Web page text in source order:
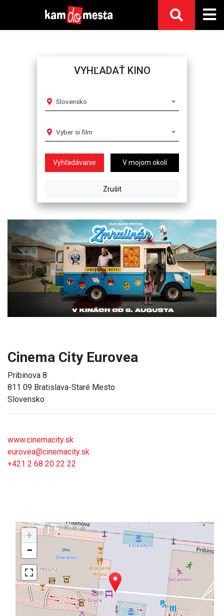
VYHĽADAŤ KINO
Slovensko
Vyber si film
V mojom okolí
Previous Next
Cinema City Eurovea
Pribinova 8
811 09 Bratislava-Staré Mesto
Slovensko
www.cinemacity.sk
eurovea@cinemacity.sk
+421 2 68 20 22 22
+
−